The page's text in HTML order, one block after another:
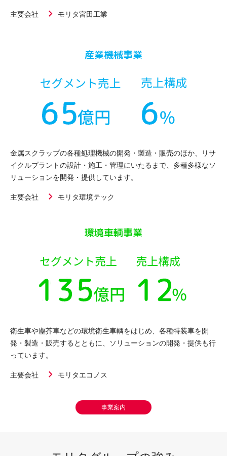
主要会社 モリタ宮田工業
産業機械事業
金属スクラップの各種処理機械の開発・製造・販売のほか、リサ
イクルプラントの設計・施工・管理にいたるまで、多種多様なソ
リューションを開発・提供しています。
主要会社 モリタ環境テック
環境車輌事業
衛生車や塵芥車などの環境衛生車輌をはじめ、各種特装車を開
発・製造・販売するとともに、ソリューションの開発・提供も行
っています。
主要会社 モリタエコノス
事業案内